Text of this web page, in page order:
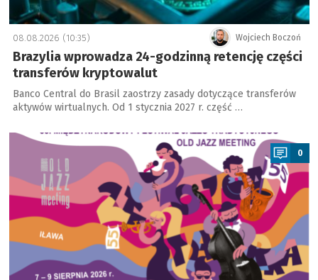
Wojciech Boczoń
08.08.2026 (10:35)
Brazylia wprowadza 24-godzinną retencję części
transferów kryptowalut
Banco Central do Brasil zaostrzy zasady dotyczące transferów
aktywów wirtualnych. Od 1 stycznia 2027 r. część …
a
0